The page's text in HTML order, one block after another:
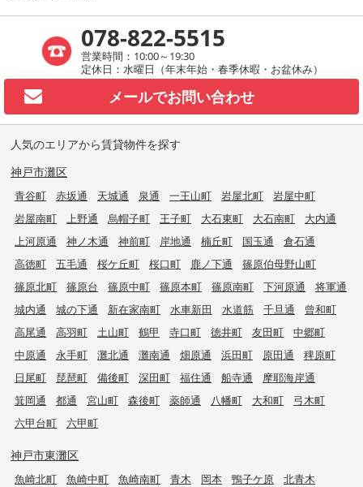
078-822-5515
営業時間：10:00～19:30
定休日：水曜日（年末年始・春季休暇・お盆休み）
メールでお問い合わせ
人気のエリアから賃貸物件を探す
神戸市灘区
青谷町 赤坂通 天城通 泉通 一王山町 岩屋北町
岩屋中町
岩屋南町
上野通 烏帽子町 王子町 大石東町 大石南町
大内通
上河原通
神ノ木通 神前町 岸地通 楠丘町 国玉通
倉石通
高徳町
五毛通 桜ケ丘町 桜口町 鹿ノ下通
篠原伯母野山町
篠原北町
篠原台 篠原中町 篠原本町 篠原南町 下河原通
将軍通
城内通
城の下通 新在家南町 水車新田 水道筋 千旦通
曾和町
高尾通
高羽町 土山町 鶴甲 寺口町 徳井町 友田町
中郷町
中原通
永手町 灘北通 灘南通 畑原通 浜田町 原田通
稗原町
日尾町
琵琶町 備後町 深田町 福住通 船寺通
摩耶海岸通
箕岡通
都通 宮山町 森後町 薬師通 八幡町 大和町
弓木町
六甲台町
六甲町
神戸市東灘区
魚崎北町 魚崎中町 魚崎南町 青木 岡本 鴨子ケ原
北青木